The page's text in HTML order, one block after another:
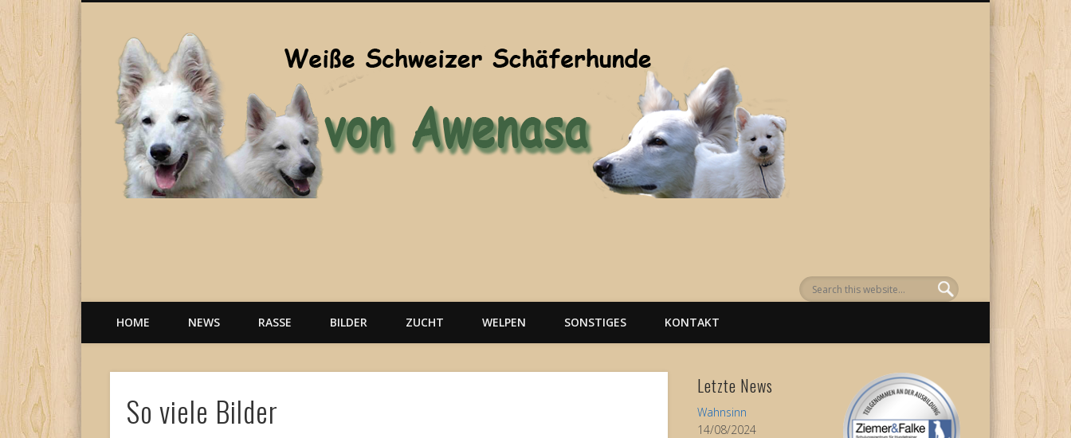
Welpen, weiße Schäferhunde, Hunde, Berger Blanc Suisse
HOME NEWS RASSE BILDER ZUCHT WELPEN SONSTIGES KONTAKT
So viele Bilder
Letzte News
Wahnsinn
14/08/2024